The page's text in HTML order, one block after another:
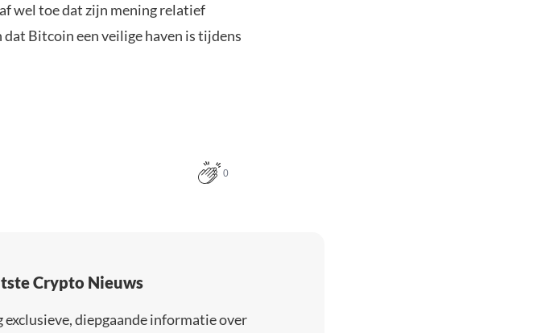
wel toe dat zijn mening relatief
Bitcoin een veilige haven is tijdens
0
Crypto Nieuws
diepgaande informatie over